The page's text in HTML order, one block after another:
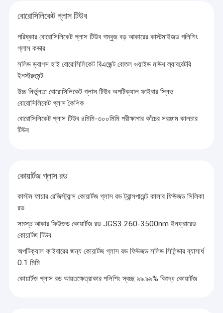
বোরোসিলিকেট গ্লাস টিউব
পরিষ্কার বোরোসিলিকেট গ্লাস টিউব গম্বুজ বড় আকারের কাস্টমাইজড পলিশিং
গ্লাস কভার
সলিড ড্রাগস হাই বোরোসিলিকেট রিএজেন্ট বোতল ওয়াইড মাউথ ল্যাবরেটরি
ইনস্ট্রুমেন্ট
উচ্চ নির্ভুলতা বোরোসিলিকেট গ্লাস টিউব অপটিক্যাল ফাইবার স্লিভ
বোরোসিলিকেট গ্লাস কৈশিক
বোরোসিলিকেট গ্লাস টিউব ৪মিমি-৩০০মিমি পরীক্ষাগার কাঁচের সরঞ্জাম কালচার
টিউব
কোয়ার্টজ গ্লাস রড
কাস্টম ফায়ার রেজিস্ট্যান্স কোয়ার্টজ গ্লাস রড ট্রান্সপারেন্ট কালার ফিউজড সিলিকা
রড
সমস্ত আকার ফিউজড কোয়ার্টজ রড JGS3 260-3500nm ইনফ্রারেড
কোয়ার্টজ টিউব
অপটিক্যাল ফাইবারের জন্য কোয়ার্টজ গ্লাস রড ফিউজড সলিড সিলিন্ডার ব্যাসার্ধ
0.1 মিমি
কোয়ার্টজ গ্লাস রড আয়তক্ষেত্রাকার পলিশিং স্বচ্ছ ৯৯.৯৯% বিশুদ্ধ কোয়ার্টজ